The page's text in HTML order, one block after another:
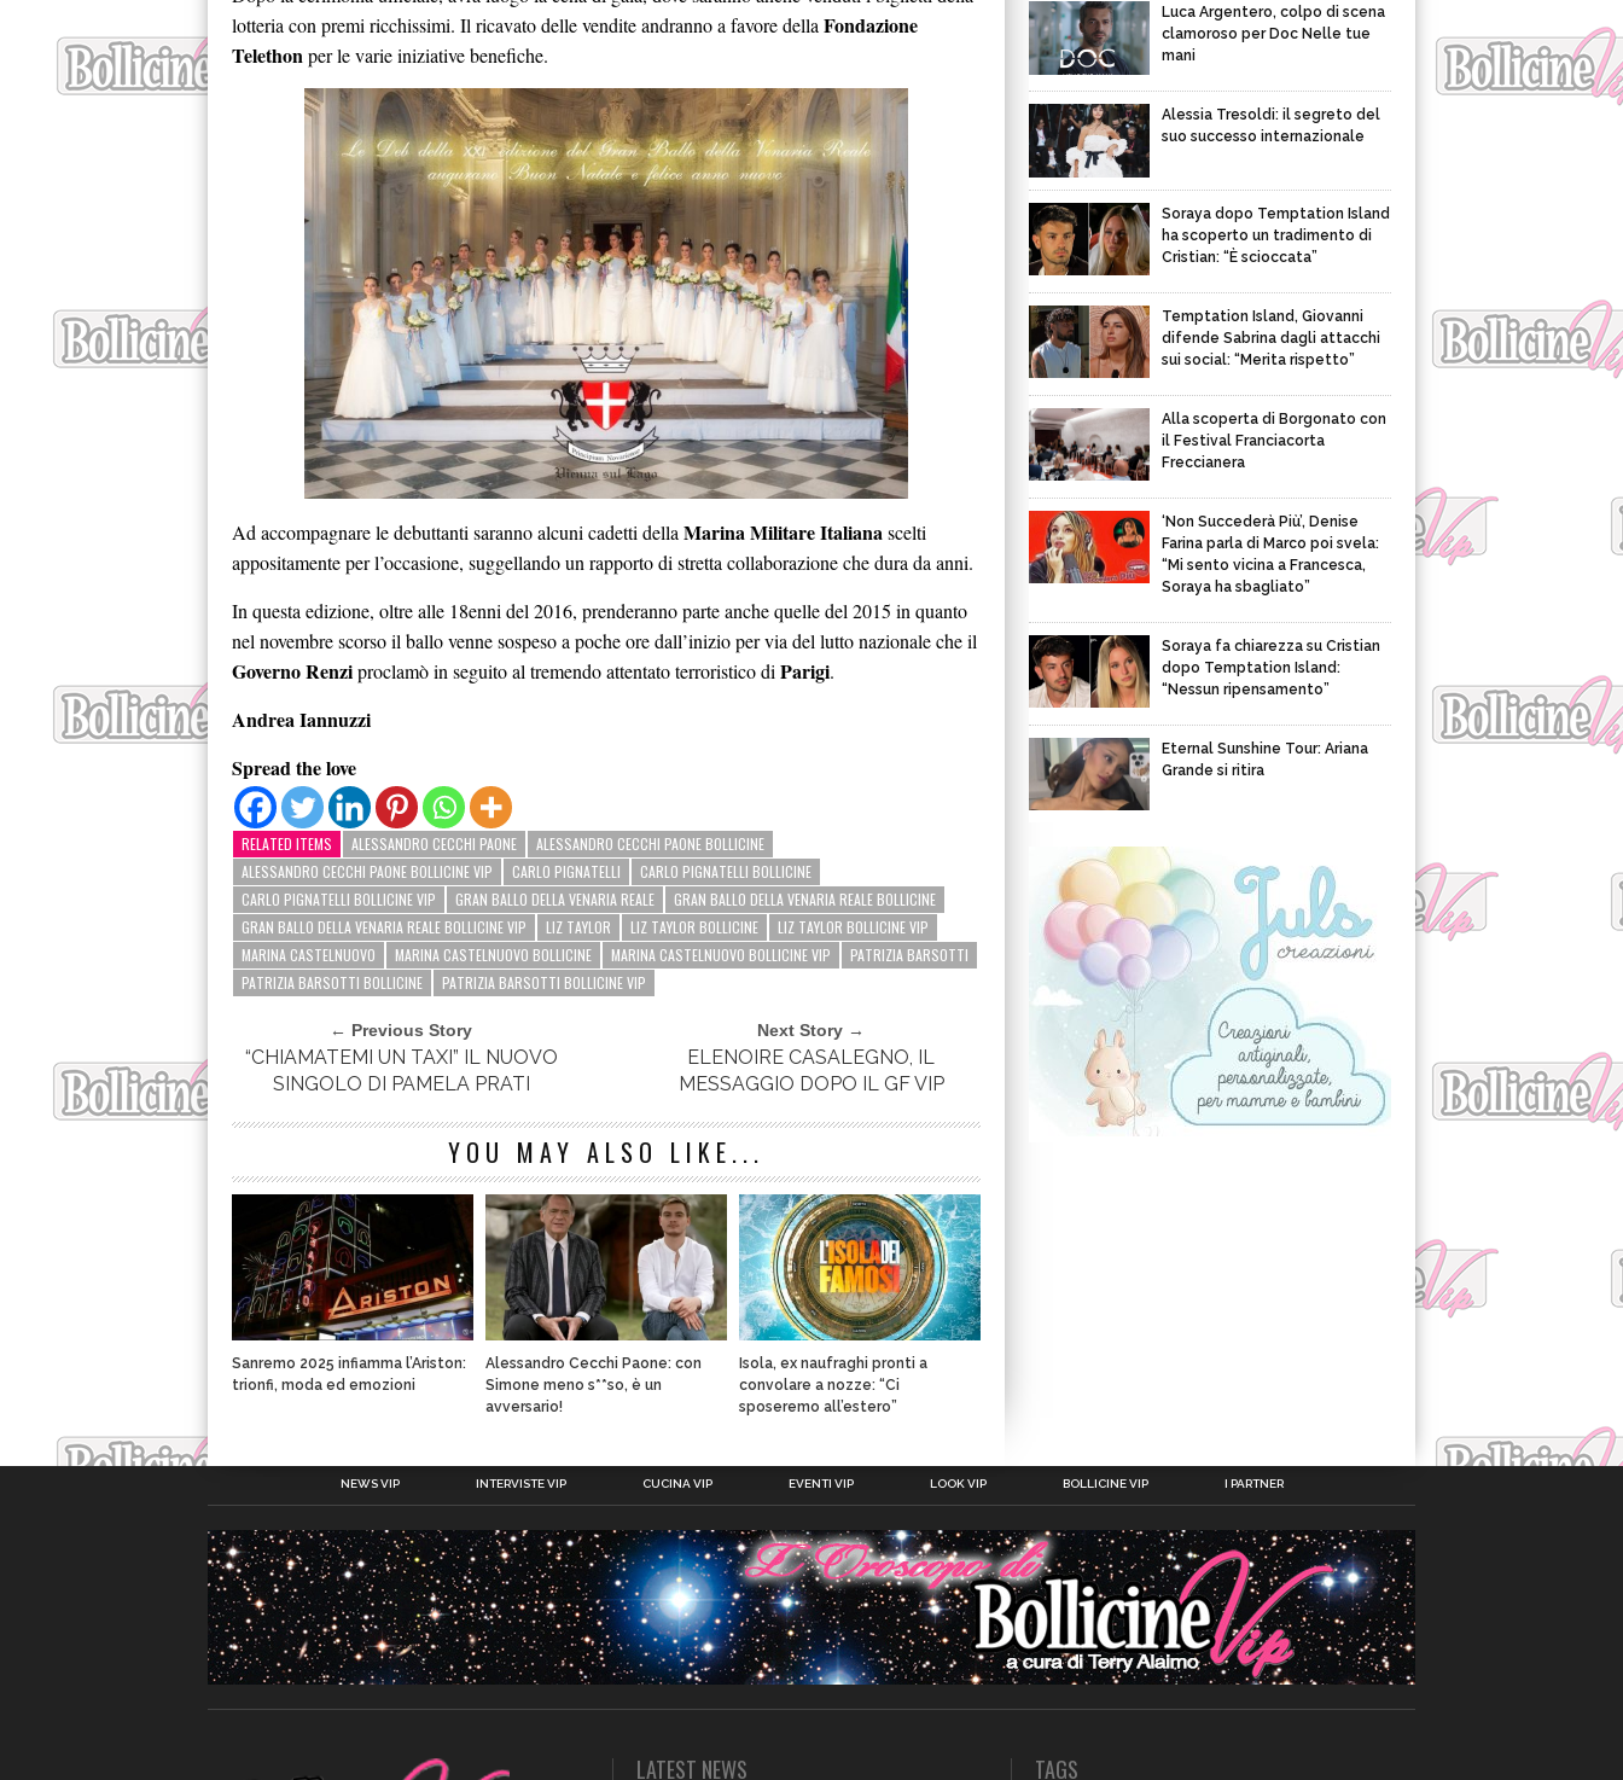
lotteria con premi ricchissimi. Il ricavato delle vendite andranno a favore della Fondazione
Telethonper le varie iniziative benefiche.
Ad accompagnare le debuttanti saranno alcuni cadetti dellaMarina Militare Italianascelti
appositamente per l’occasione, suggellando un rapporto di stretta collaborazione che dura da anni.
In questa edizione, oltre alle 18enni del 2016, prenderanno parte anche quelle del 2015 in quanto
nel novembre scorso il ballo venne sospeso a poche ore dall’inizio per via del lutto nazionale che il
Governo Renziproclamò in seguito al tremendo attentato terroristico diParigi.
Andrea Iannuzzi
Spread the love
RELATED ITEMS ALESSANDRO CECCHI PAONE
ALESSANDRO CECCHI PAONE BOLLICINE
ALESSANDRO CECCHI PAONE BOLLICINE VIP
CARLO PIGNATELLI
CARLO PIGNATELLI BOLLICINE
CARLO PIGNATELLI BOLLICINE VIP
GRAN BALLO DELLA VENARIA REALE
GRAN BALLO DELLA VENARIA REALE BOLLICINE
GRAN BALLO DELLA VENARIA REALE BOLLICINE VIP
LIZ TAYLOR LIZ TAYLOR BOLLICINE
LIZ TAYLOR BOLLICINE VIP
MARINA CASTELNUOVO
MARINA CASTELNUOVO BOLLICINE MARINA CASTELNUOVO BOLLICINE VIP
PATRIZIA BARSOTTI
PATRIZIA BARSOTTI BOLLICINE
PATRIZIA BARSOTTI BOLLICINE VIP
← Previous Story
“CHIAMATEMI UN TAXI” IL NUOVO
SINGOLO DI PAMELA PRATI
Next Story →
ELENOIRE CASALEGNO, IL
MESSAGGIO DOPO IL GF VIP
YOU MAY ALSO LIKE...
Sanremo 2025 infiamma l’Ariston:
trionfi, moda ed emozioni
Alessandro Cecchi Paone: con
Simone meno s**so, è un
avversario!
Isola, ex naufraghi pronti a
convolare a nozze: “Ci
sposeremo all’estero”
Luca Argentero, colpo di scena
clamoroso per Doc Nelle tue
mani
Alessia Tresoldi: il segreto del
suo successo internazionale
Soraya dopo Temptation Island
ha scoperto un tradimento di
Cristian: “È scioccata”
Temptation Island, Giovanni
difende Sabrina dagli attacchi
sui social: “Merita rispetto”
Alla scoperta di Borgonato con
il Festival Franciacorta
Freccianera
‘Non Succederà Più’, Denise
Farina parla di Marco poi svela:
“Mi sento vicina a Francesca,
Soraya ha sbagliato”
Soraya fa chiarezza su Cristian
dopo Temptation Island:
“Nessun ripensamento”
Eternal Sunshine Tour: Ariana
Grande si ritira
NEWS VIP INTERVISTE VIP CUCINA VIP EVENTI VIP LOOK VIP BOLLICINE VIP I PARTNER
LATEST NEWS TAGS